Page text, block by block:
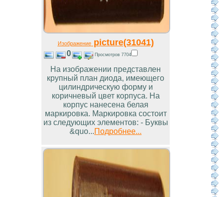
Изображениеpicture(31041)
0 Просмотров 7704
На изображении представлен
крупный план диода, имеющего
цилиндрическую форму и
коричневый цвет корпуса. На
корпус нанесена белая
маркировка. Маркировка состоит
из следующих элементов: - Буквы
&quo...Подробнее...